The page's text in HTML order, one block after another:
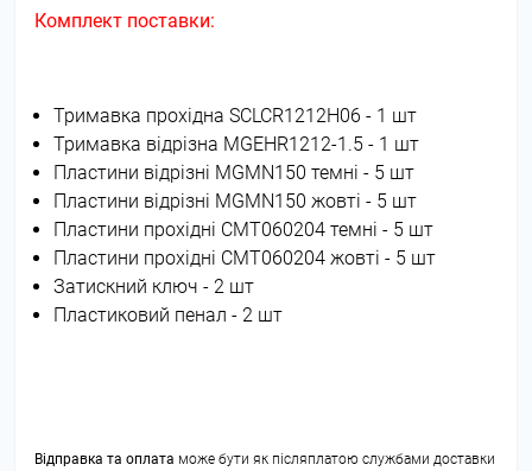
Комплект поставки:
Тримавка прохідна SCLCR1212H06 - 1 шт
Тримавка відрізна MGEHR1212-1.5 - 1 шт
Пластини відрізні MGMN150 темні - 5 шт
Пластини відрізні MGMN150 жовті - 5 шт
Пластини прохідні CMT060204 темні - 5 шт
Пластини прохідні CMT060204 жовті - 5 шт
Затискний ключ - 2 шт
Пластиковий пенал - 2 шт
Відправка та оплата може бути як післяплатою службами доставки